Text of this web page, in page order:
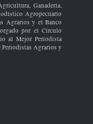
Ganadería,
Agropecuario
Agrarios y el Banco
por el Círculo
al Mejor Periodista
Agrarios y